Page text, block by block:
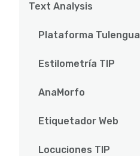
Text Analysis
Plataforma Tulengua
Estilometría TIP
AnaMorfo
Etiquetador Web
Locuciones TIP